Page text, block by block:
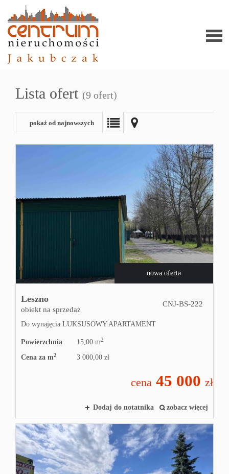
Zgłoś
ofertę
Zgłoś
Lista ofert (9 ofert)
pokaż od najnowszych
nowa oferta
Leszno
obiekt na sprzedaż
CNJ-BS-222
Do wynajęcia LUKSUSOWY APARTAMENT
Powierzchnia 15,00 m2
Cena za m2 3 000,00 zł
cena 45 000 zł
Dodaj do notatnika zobacz więcej